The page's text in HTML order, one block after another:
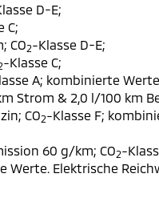
D-E;
C;
CO2-Klasse D-E;
-Klasse C;
A; kombinierte
Strom & 2,0 l/100 km
CO2-Klasse F;
60 g/km; CO2-
Werte. Elektrische